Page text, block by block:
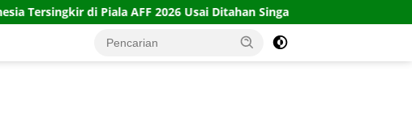
di Piala AFF 2026 Usai Ditahan Singapura 1-1